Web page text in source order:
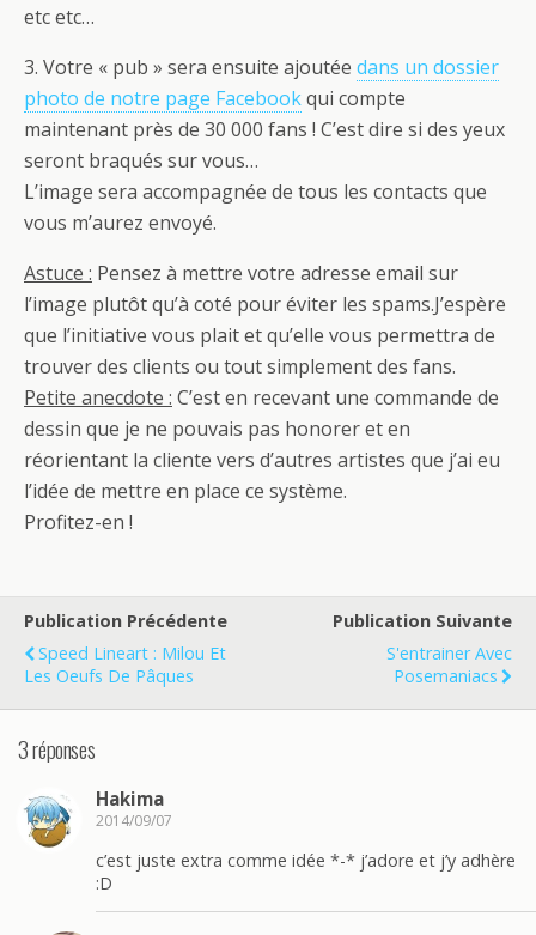
etc etc…
3. Votre « pub » sera ensuite ajoutée dans un dossier
photo de notre page Facebookqui compte
maintenant près de 30 000 fans ! C’est dire si des yeux
seront braqués sur vous…
L’image sera accompagnée de tous les contacts que
vous m’aurez envoyé.
Astuce : Pensez à mettre votre adresse email sur
l’image plutôt qu’à coté pour éviter les spams.J’espère
que l’initiative vous plait et qu’elle vous permettra de
trouver des clients ou tout simplement des fans.
Petite anecdote : C’est en recevant une commande de
dessin que je ne pouvais pas honorer et en
réorientant la cliente vers d’autres artistes que j’ai eu
l’idée de mettre en place ce système.
Profitez-en !
Publication Précédente
Speed Lineart : Milou Et
Les Oeufs De Pâques
Publication Suivante
S'entrainer Avec
Posemaniacs
3 réponses
Hakima
2014/09/07
c’est juste extra comme idée *-* j’adore et j’y adhère
:D